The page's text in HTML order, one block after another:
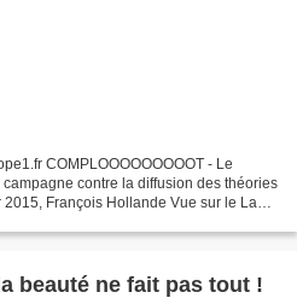
COMPLOOOOOOOOOT - Le
contre la diffusion des théories
François Hollande Vue sur le Lab
beauté ne fait pas tout !